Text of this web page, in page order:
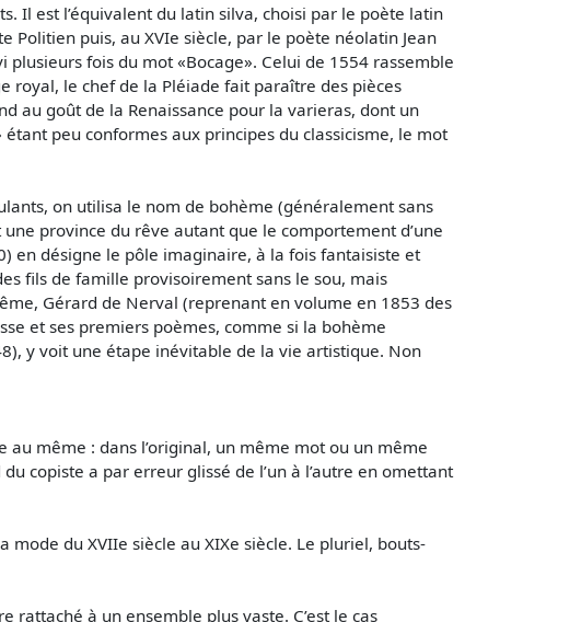
Il est l’équivalent du latin silva, choisi par le poète latin
Politien puis, au XVIe siècle, par le poète néolatin Jean
plusieurs fois du mot «Bocage». Celui de 1554 rassemble
royal, le chef de la Pléiade fait paraître des pièces
au goût de la Renaissance pour la varieras, dont un
peu conformes aux principes du classicisme, le mot
on utilisa le nom de bohème (généralement sans
province du rêve autant que le comportement d’une
en désigne le pôle imaginaire, à la fois fantaisiste et
fils de famille provisoirement sans le sou, mais
Gérard de Nerval (reprenant en volume en 1853 des
et ses premiers poèmes, comme si la bohème
y voit une étape inévitable de la vie artistique. Non
même : dans l’original, un même mot ou un même
copiste a par erreur glissé de l’un à l’autre en omettant
du XVIIe siècle au XIXe siècle. Le pluriel, bouts-
à un ensemble plus vaste. C’est le cas